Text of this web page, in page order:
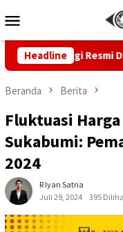
ke
Mobile
Headline
Resmi Dibuka, Bobby
Beranda Berita
Fluktuasi
Sukabumi:
2024
R Iyan Satria
Juli 29, 2024
395